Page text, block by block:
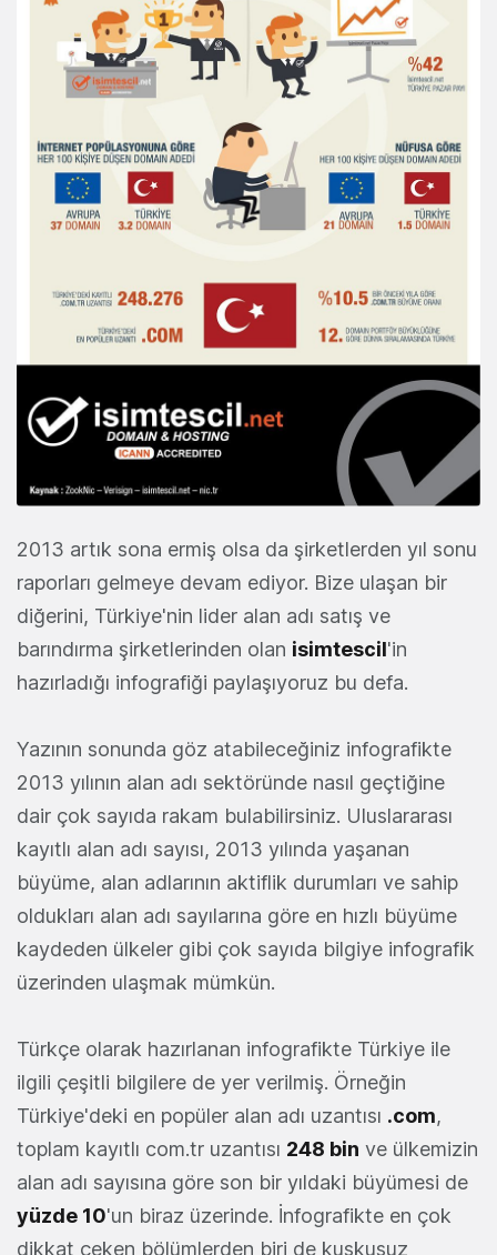
2013 artık sona ermiş olsa da şirketlerden yıl sonu
raporları gelmeye devam ediyor. Bize ulaşan bir
diğerini, Türkiye'nin lider alan adı satış ve
barındırma şirketlerinden olan isimtescil'in
hazırladığı infografiği paylaşıyoruz bu defa.
Yazının sonunda göz atabileceğiniz infografikte
2013 yılının alan adı sektöründe nasıl geçtiğine
dair çok sayıda rakam bulabilirsiniz. Uluslararası
kayıtlı alan adı sayısı, 2013 yılında yaşanan
büyüme, alan adlarının aktiflik durumları ve sahip
oldukları alan adı sayılarına göre en hızlı büyüme
kaydeden ülkeler gibi çok sayıda bilgiye infografik
üzerinden ulaşmak mümkün.
Türkçe olarak hazırlanan infografikte Türkiye ile
ilgili çeşitli bilgilere de yer verilmiş. Örneğin
Türkiye'deki en popüler alan adı uzantısı .com,
toplam kayıtlı com.tr uzantısı 248 bin ve ülkemizin
alan adı sayısına göre son bir yıldaki büyümesi de
yüzde 10'un biraz üzerinde. İnfografikte en çok
dikkat çeken bölümlerden biri de kuşkusuz